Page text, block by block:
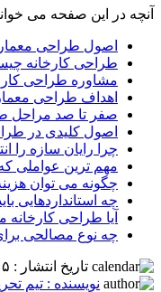
آنچه در این صفحه می
اصول طراحی
طراحی کارخانه
مشاوره طراحی
اهداف طراحی
صفر تا صد مراحل
اصول کلیدی در
چرا رایان سازه را
مهم ترین عواملی
چگونه می توان
چه استانداردهایی
آیا طراحی کارخانه
چه نوع مصالحی
تاریخ انتشار : ۱۴۰۵/۰۱/۱۵
نویسنده : تیم